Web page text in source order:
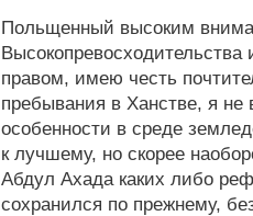
Польщенный высоким
правом, имею честь
пребывания в Ханстве, я не
особенности в среде
к лучшему, но скорее
Абдул Ахада каких либо
сохранился по прежнему,